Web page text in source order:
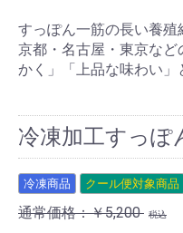
すっぽん一筋の長い養殖
京都・名古屋・東京な
かく」「上品な味わい」
冷凍加工すっぽ
冷凍商品 クール便対象商品
通常価格：￥5,200 税込